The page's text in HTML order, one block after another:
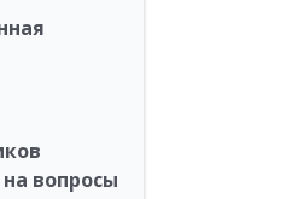
вопросы